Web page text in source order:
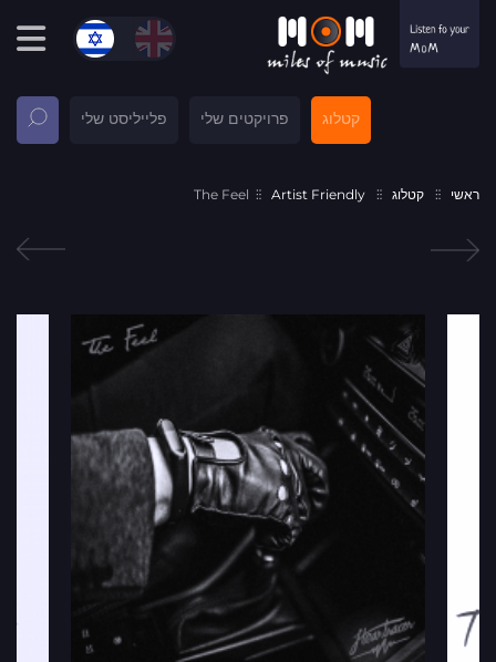
קטלוג פרויקטים שלי פלייליסט שלי
ראשי קטלוג Artist Friendly
The Feel